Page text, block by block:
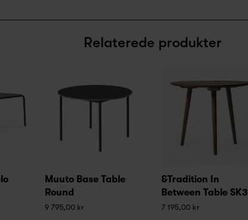
Relaterede produkter
Muuto Base Table
Round
9 795,00 kr
&Tradition In
Between Table SK3
7 195,00 kr